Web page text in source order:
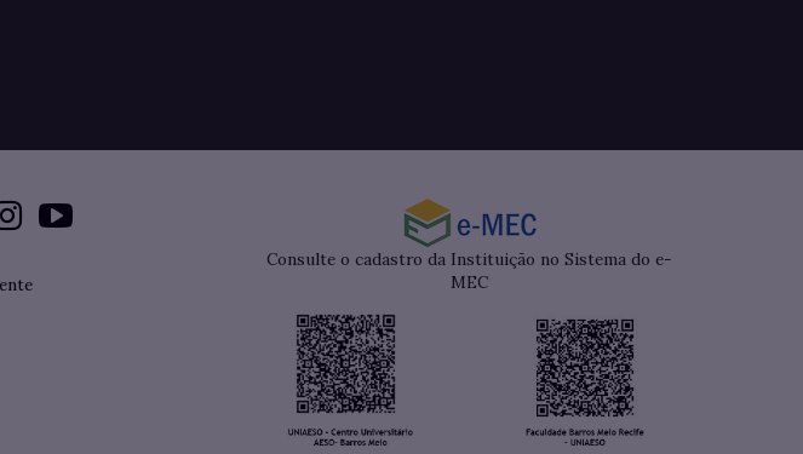
Consulte o cadastro da Instituição no Sistema do e-
MEC